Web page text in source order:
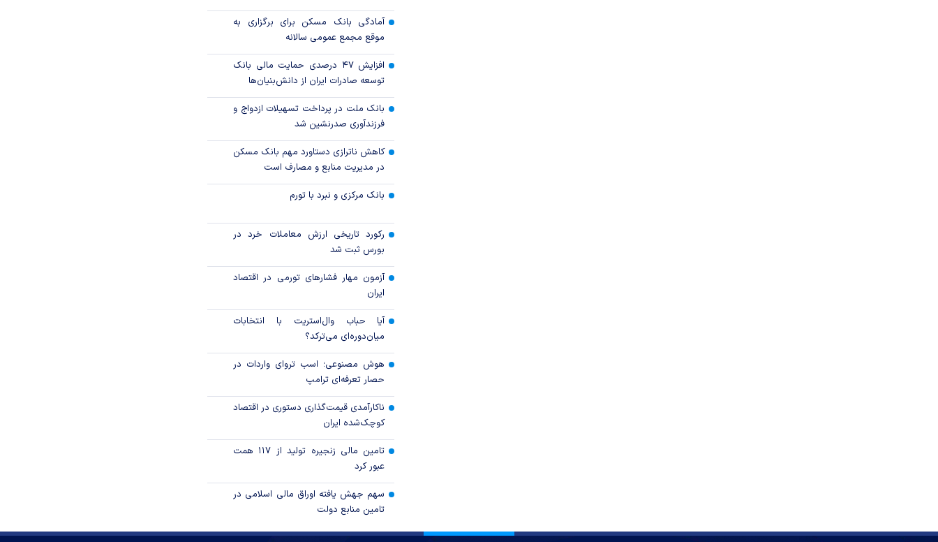
آمادگی بانک مسکن برای برگزاری به
موقع مجمع عمومی سالانه
افزایش ۴۷ درصدی حمایت مالی بانک
توسعه صادرات ایران از دانش‌بنیان‌ها
بانک ملت در پرداخت تسهیلات ازدواج و
فرزندآوری صدرنشین شد
کاهش ناترازی دستاورد مهم بانک مسکن
در مدیریت منابع و مصارف است
بانک مرکزی و نبرد با تورم
رکورد تاریخی ارزش معاملات خرد در
بورس ثبت شد
آزمون مهار فشار‌های تورمی در اقتصاد
ایران
آیا حباب وال‌استریت با انتخابات
میان‌دوره‌ای می‌ترکد؟
هوش مصنوعی؛ اسب تروای واردات در
حصار تعرفه‌ای ترامپ
ناکارآمدی قیمت‌گذاری دستوری در اقتصاد
کوچک‌شده ایران
تامین مالی زنجیره تولید از ۱۱۷ همت
عبور کرد
سهم جهش یافته اوراق مالی اسلامی در
تامین منابع دولت